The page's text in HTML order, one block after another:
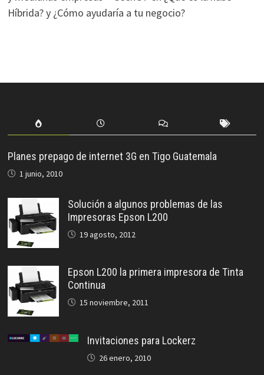
Híbrida? y ¿Cómo ayudaría a tu negocio?
Planes prepago de internet 3G en Tigo Guatemala
1 junio, 2010
Solución a algunos problemas de las
Impresoras Epson L200
19 agosto, 2012
Epson L200 la primera impresora de Tinta
Continua
15 noviembre, 2011
Invitaciones para Lockerz
26 enero, 2010